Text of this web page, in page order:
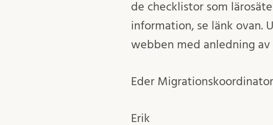
de checklistor som
information, se länk ovan.
webben med anledning av
Eder
Erik